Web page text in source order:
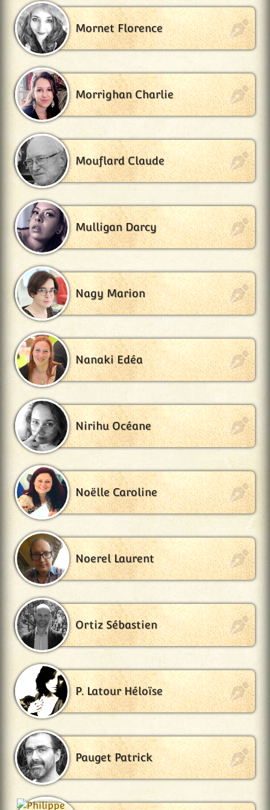
Mornet Florence
Morrighan Charlie
Mouflard Claude
Mulligan Darcy
Nagy Marion
Nanaki Edéa
Nirihu Océane
Noëlle Caroline
Noerel Laurent
Ortiz Sébastien
P. Latour Héloïse
Pauget Patrick